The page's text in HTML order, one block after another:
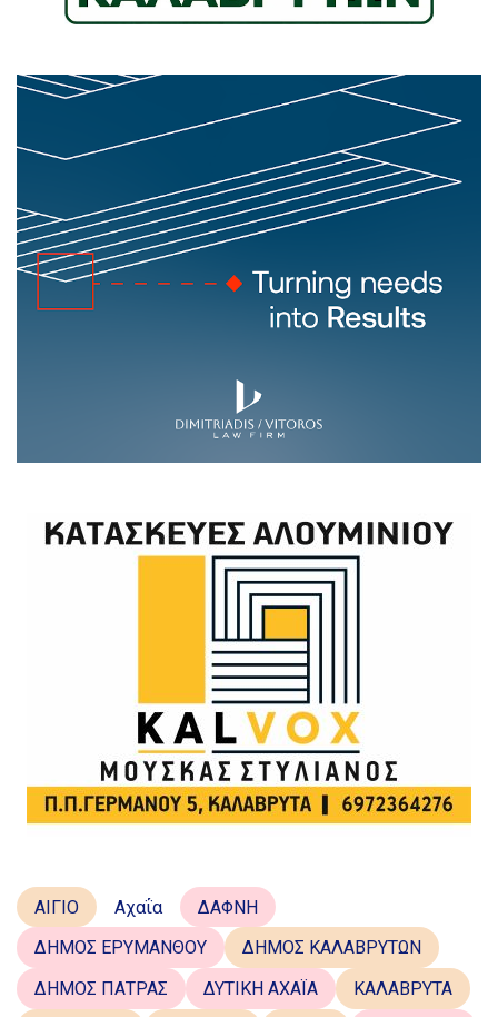
ΑΙΓΙΟ Αχαΐα
ΔΑΦΝΗ
ΔΗΜΟΣ ΕΡΥΜΑΝΘΟΥ
ΔΗΜΟΣ ΚΑΛΑΒΡΥΤΩΝ
ΔΗΜΟΣ ΠΑΤΡΑΣ
ΔΥΤΙΚΗ ΑΧΑΪΑ
ΚΑΛΑΒΡΥΤΑ